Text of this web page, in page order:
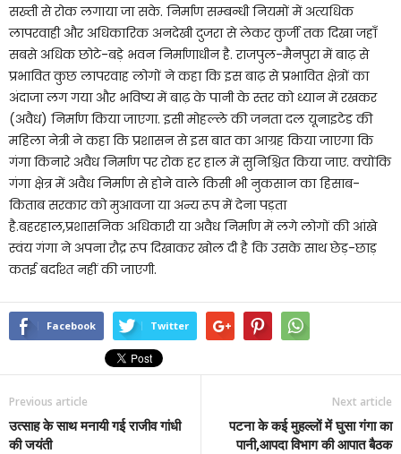
सख्ती से रोक लगाया जा सके. निर्माण सम्बन्धी नियमों में अत्यधिक
लापरवाही और अधिकारिक अनदेखी दुजरा से लेकर कुर्जी तक दिखा जहाँ
सबसे अधिक छोटे-बड़े भवन निर्माणाधीन है. राजपुल-मैनपुरा में बाढ़ से
प्रभावित कुछ लापरवाह लोगों ने कहा कि इस बाढ़ से प्रभावित क्षेत्रों का
अंदाजा लग गया और भविष्य में बाढ़ के पानी के स्तर को ध्यान में रखकर
(अवैध) निर्माण किया जाएगा. इसी मोहल्ले की जनता दल यूनाइटेड की
महिला नेत्री ने कहा कि प्रशासन से इस बात का आग्रह किया जाएगा कि
गंगा किनारे अवैध निर्माण पर रोक हर हाल में सुनिश्चित किया जाए. क्योंकि
गंगा क्षेत्र में अवैध निर्माण से होने वाले किसी भी नुकसान का हिसाब-
किताब सरकार को मुआवजा या अन्य रूप में देना पड़ता
है.बहरहाल,प्रशासनिक अधिकारी या अवैध निर्माण में लगे लोगों की आंखे
स्वंय गंगा ने अपना रौद्र रूप दिखाकर खोल दी है कि उसके साथ छेड़-छाड़
कतई बर्दाश्त नहीं की जाएगी.
Facebook Twitter
Previous article
उत्साह के साथ मनायी गई राजीव गांधी
की जयंती
Next article
पटना के कई मुहल्लों में घुसा गंगा का
पानी,आपदा विभाग की आपात बैठक